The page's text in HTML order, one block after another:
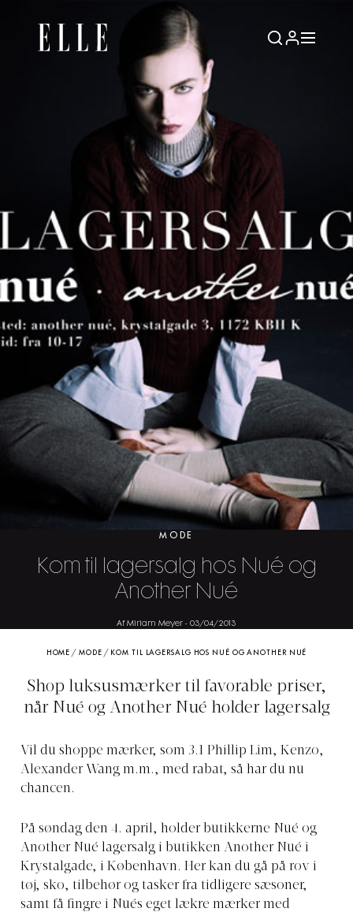
MODE
Kom til lagersalg hos Nué og
Another Nué
Af Miriam Meyer - 03/04/2013
HOME / MODE / KOM TIL LAGERSALG HOS NUÉ OG ANOTHER NUÉ
Shop luksusmærker til favorable priser,
når Nué og Another Nué holder lagersalg
Vil du shoppe mærker, som 3.1 Phillip Lim, Kenzo,
Alexander Wang m.m., med rabat, så har du nu
chancen.
På søndag den 4. april, holder butikkerne Nué og
Another Nué lagersalg i butikken Another Nué i
Krystalgade, i København. Her kan du gå på rov i
tøj, sko, tilbehør og tasker fra tidligere sæsoner,
samt få fingre i Nués eget lækre mærker med